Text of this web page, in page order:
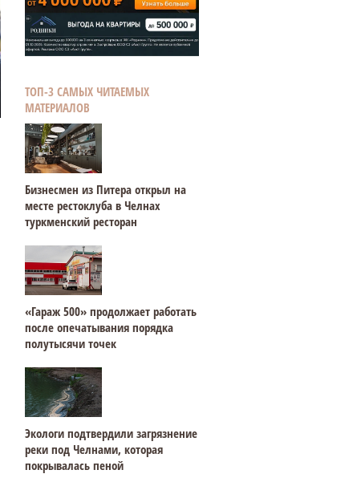
ТОП-3 САМЫХ ЧИТАЕМЫХ
МАТЕРИАЛОВ
Бизнесмен из Питера открыл на
месте рестоклуба в Челнах
туркменский ресторан
«Гараж 500» продолжает работать
после опечатывания порядка
полутысячи точек
Экологи подтвердили загрязнение
реки под Челнами, которая
покрывалась пеной